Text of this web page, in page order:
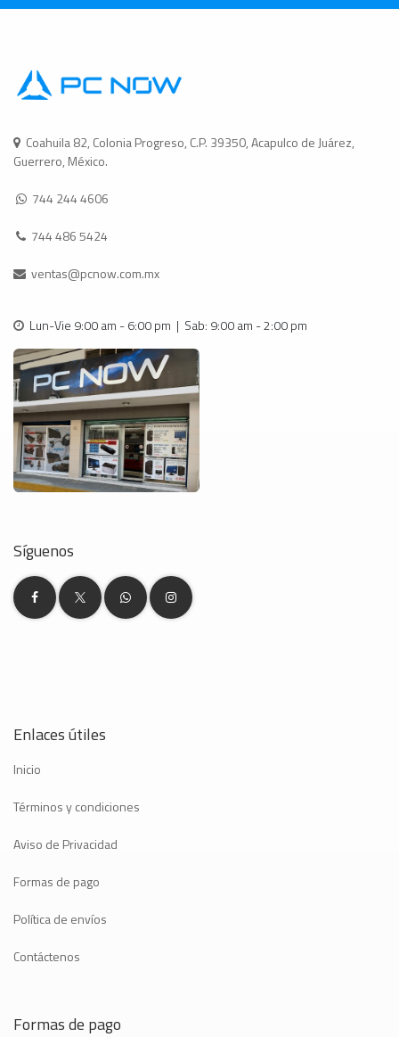
Coahuila 82, Colonia Progreso, C.P. 39350, Acapulco de Juárez,
Guerrero, México.
744 244 4606
744 486 5424
ventas@pcnow.com.mx
Lun-Vie 9:00 am - 6:00 pm | Sab: 9:00 am - 2:00 pm
Síguenos
Enlaces útiles
Inicio
Términos y condiciones
Aviso de Privacidad
Formas de pago
Política de envíos
Contáctenos
Formas de pago